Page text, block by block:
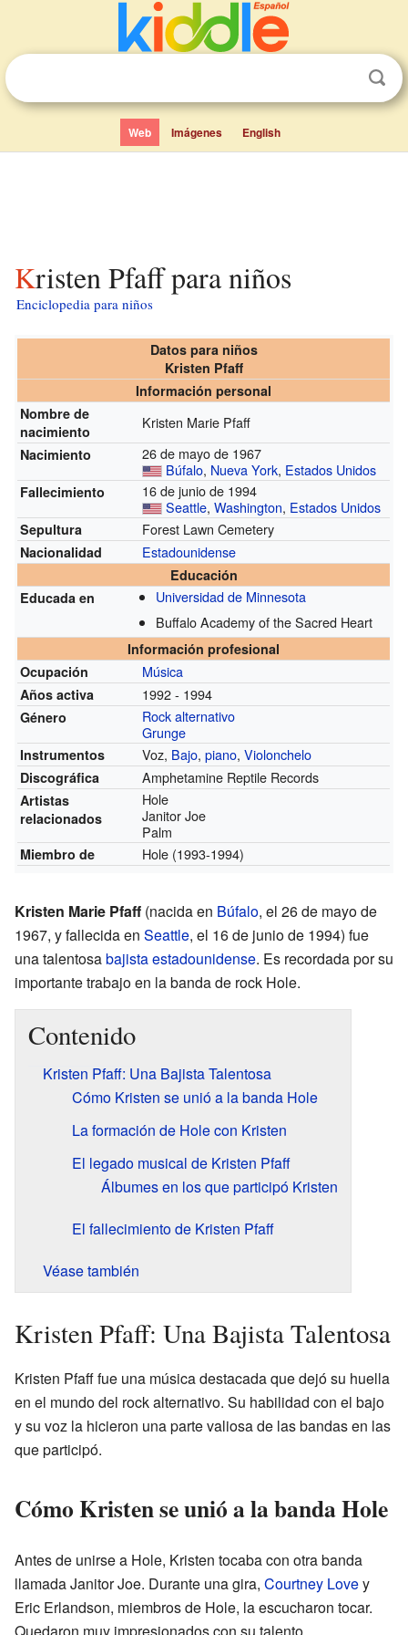
Web Imágenes English
Kristen Pfaff para niños
Enciclopedia para niños
Datos para niños
Kristen Pfaff
Información personal
Nombre de
nacimiento
Kristen Marie Pfaff
Nacimiento
26 de mayo de 1967
Búfalo, Nueva York, Estados Unidos
Fallecimiento
16 de junio de 1994
Seattle,Washington, Estados Unidos
Sepultura Forest Lawn Cemetery
Nacionalidad Estadounidense
Educación
Educada en
Universidad de Minnesota
Buffalo Academy of the Sacred Heart
Información profesional
Ocupación
Música
Años activa 1992 - 1994
Género
Rock alternativo
Grunge
Instrumentos Voz, Bajo,piano,Violonchelo
Discográfica Amphetamine Reptile Records
Artistas
relacionados
Hole
Janitor Joe
Palm
Miembro de Hole (1993-1994)
Kristen Marie Pfaff (nacida en Búfalo, el 26 de mayo de
1967, y fallecida en Seattle, el 16 de junio de 1994) fue
una talentosabajistaestadounidense. Es recordada por su
importante trabajo en la banda de rock Hole.
Contenido
Kristen Pfaff: Una Bajista Talentosa
Cómo Kristen se unió a la banda Hole
La formación de Hole con Kristen
El legado musical de Kristen Pfaff
Álbumes en los que participó Kristen
El fallecimiento de Kristen Pfaff
Véase también
Kristen Pfaff: Una Bajista Talentosa
Kristen Pfaff fue una música destacada que dejó su huella
en el mundo del rock alternativo. Su habilidad con el bajo
y su voz la hicieron una parte valiosa de las bandas en las
que participó.
Cómo Kristen se unió a la banda Hole
Antes de unirse a Hole, Kristen tocaba con otra banda
llamada Janitor Joe. Durante una gira, Courtney Lovey
Eric Erlandson, miembros de Hole, la escucharon tocar.
Quedaron muy impresionados con su talento.